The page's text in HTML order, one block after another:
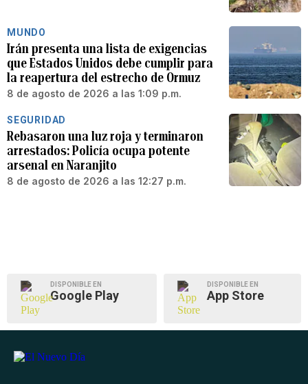
MUNDO
Irán presenta una lista de exigencias
que Estados Unidos debe cumplir para
la reapertura del estrecho de Ormuz
8 de agosto de 2026 a las 1:09 p.m.
SEGURIDAD
Rebasaron una luz roja y terminaron
arrestados: Policía ocupa potente
arsenal en Naranjito
8 de agosto de 2026 a las 12:27 p.m.
DISPONIBLE EN
Google Play
DISPONIBLE EN
App Store